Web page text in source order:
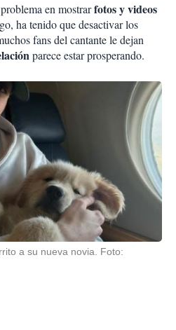
en mostrarfotos y videos
ha tenido que desactivar los
fans del cantante le dejan
parece estar prosperando.
a su nueva novia. Foto: